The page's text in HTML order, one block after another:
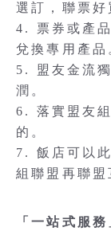
選訂，聯票好
4. 票券或產
兌換專用產品
5. 盟友金流
潤。
6. 落實盟友
的。
7. 飯店可以
組聯盟再聯盟
「一站式服